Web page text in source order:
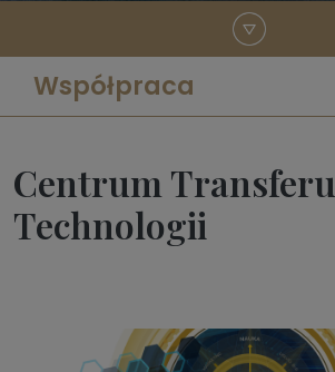
Współpraca
Centrum Transferu
Technologii